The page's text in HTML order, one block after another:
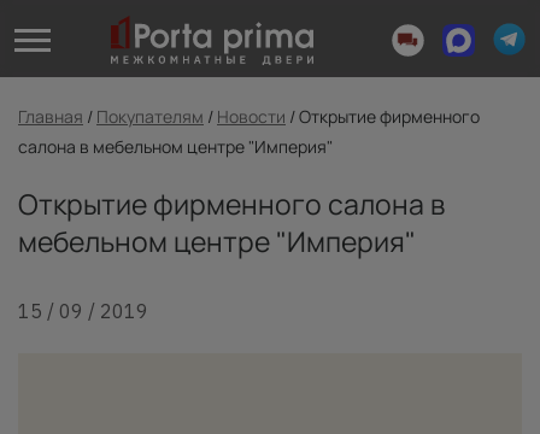
Главная / Покупателям / Новости /Открытие фирменного
салона в мебельном центре "Империя"
Открытие фирменного салона в
мебельном центре "Империя"
15 / 09 / 2019